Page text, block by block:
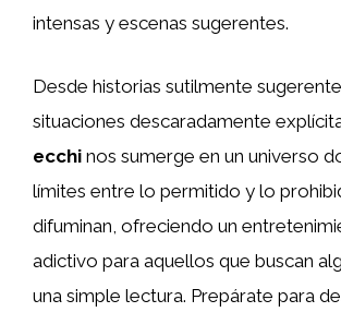
intensas y escenas sugerentes.
Desde historias sutilmente
situaciones descaradamente
ecchi nos sumerge en un universo
límites entre lo permitido y lo
difuminan, ofreciendo un
adictivo para aquellos que buscan
una simple lectura. Prepárate para